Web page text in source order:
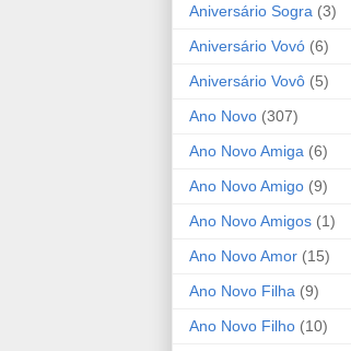
Aniversário Sogra (3)
Aniversário Vovó (6)
Aniversário Vovô (5)
Ano Novo (307)
Ano Novo Amiga (6)
Ano Novo Amigo (9)
Ano Novo Amigos (1)
Ano Novo Amor (15)
Ano Novo Filha (9)
Ano Novo Filho (10)